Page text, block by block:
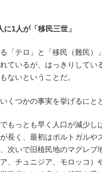
1人が「移民三世」
「テロ」と「移民（難民）
ているが、はっきりしてい
ないということだ。
くつかの事実を挙げるにと
もっとも早く人口が減少し
長く、最初はポルトガルや
次いで旧植民地のマグレブ
、チュニジア、モロッコ）